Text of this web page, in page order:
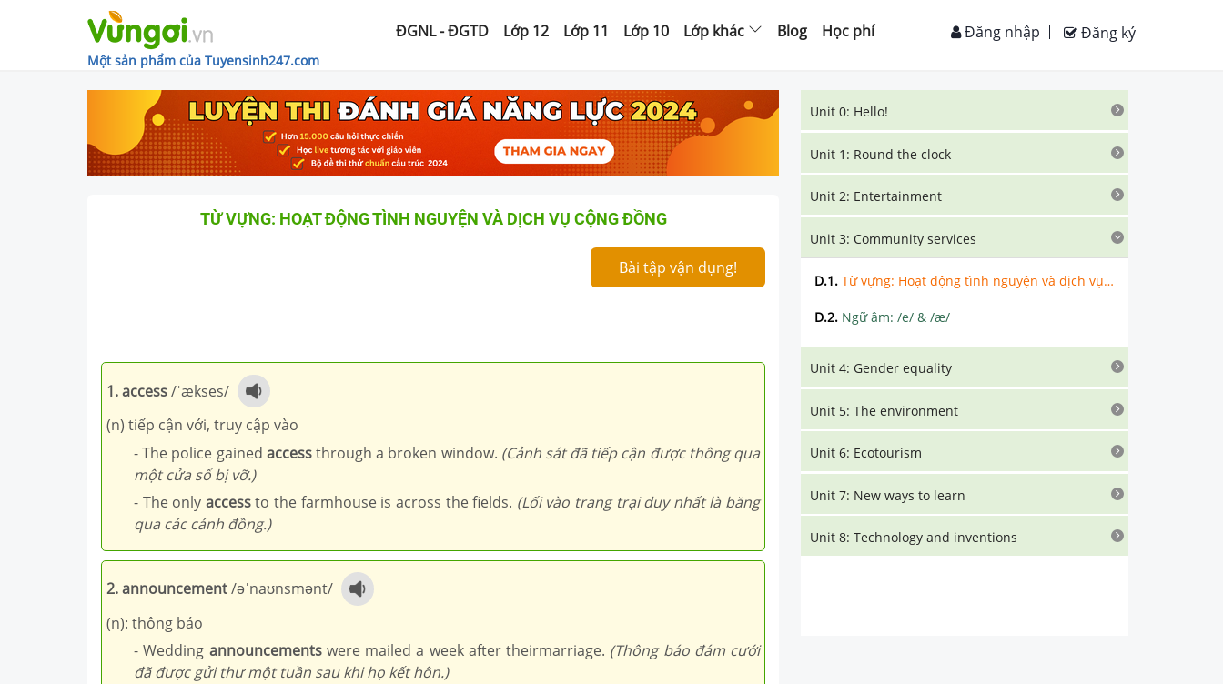
Một sản phẩm của Tuyensinh247.com
ĐGNL - ĐGTD Lớp 12 Lớp 11 Lớp 10 Lớp khác Blog Học phí Đăng ký
Đăng nhập
TỪ VỰNG: HOẠT ĐỘNG TÌNH NGUYỆN VÀ DỊCH VỤ CỘNG ĐỒNG
Bài tập vận dụng!
1. access/ˈækses/
(n) tiếp cận với, truy cập vào
- The police gained accessthrough a broken window. (Cảnh sát đã tiếp cận được thông qua
một cửa sổ bị vỡ.)
- The only accessto the farmhouse is across the fields. (Lối vào trang trại duy nhất là băng
qua các cánh đồng.)
2. announcement/əˈnaʊnsmənt/
(n): thông báo
- Wedding announcements were mailed a week after theirmarriage. (Thông báo đám cưới
đã được gửi thư một tuần sau khi họ kết hôn.)
Unit 0: Hello!
Unit 1: Round the clock
Unit 2: Entertainment
Unit 3: Community services
D.1. Từ vựng: Hoạt động tình nguyện và dịch vụ cộng đồng
D.2. Ngữ âm: /e/ & /æ/
Unit 4: Gender equality
Unit 5: The environment
Unit 6: Ecotourism
Unit 7: New ways to learn
Unit 8: Technology and inventions